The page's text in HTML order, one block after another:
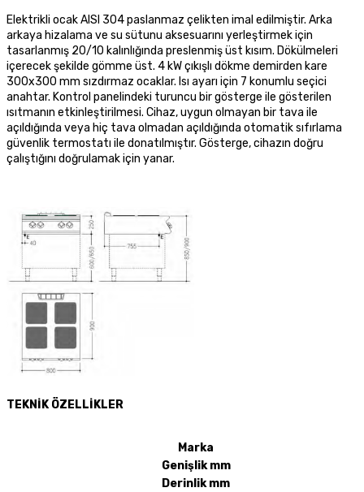
Elektrikli ocak AISI 304 paslanmaz çelikten imal edilmiştir. Arka
arkaya hizalama ve su sütunu aksesuarını yerleştirmek için
tasarlanmış 20/10 kalınlığında preslenmiş üst kısım. Dökülmeleri
içerecek şekilde gömme üst. 4 kW çıkışlı dökme demirden kare
300x300 mm sızdırmaz ocaklar. Isı ayarı için 7 konumlu seçici
anahtar. Kontrol panelindeki turuncu bir gösterge ile gösterilen
ısıtmanın etkinleştirilmesi. Cihaz, uygun olmayan bir tava ile
açıldığında veya hiç tava olmadan açıldığında otomatik sıfırlama
güvenlik termostatı ile donatılmıştır. Gösterge, cihazın doğru
çalıştığını doğrulamak için yanar.
TEKNİK ÖZELLİKLER
Marka
Genişlik mm
Derinlik mm